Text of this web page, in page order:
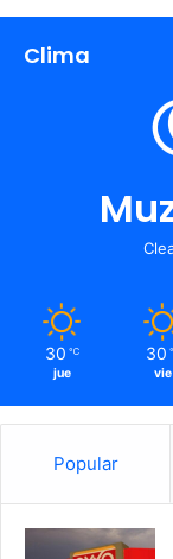
Clima
30 ℃
jue
30
vie
Popular